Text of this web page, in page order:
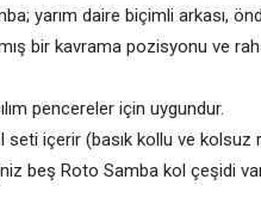
yarım daire biçimli arkası,
bir kavrama pozisyonu ve
pencereler için uygundur.
seti içerir (basık kollu ve
beş Roto Samba kol çeşidi